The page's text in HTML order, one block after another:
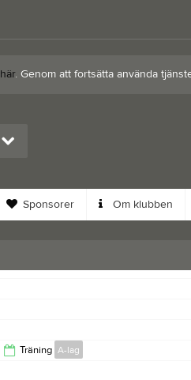
här. Genom att fortsätta använda
Sponsorer Om klubben
Träning A-lag